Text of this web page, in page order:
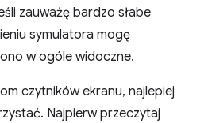
zauważę bardzo słabe
symulatora mogę
w ogóle widoczne.
czytników ekranu, najlepiej
Najpierw przeczytaj